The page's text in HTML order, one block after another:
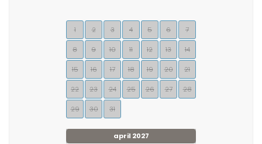
1 2 3 4 5 6 7
8 9 10 11 12 13 14
15 16 17 18 19 20 21
22 23 24 25 26 27 28
29 30 31
april 2027